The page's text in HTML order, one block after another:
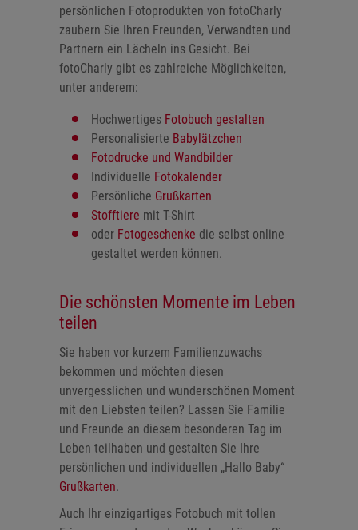
persönlichen Fotoprodukten von fotoCharly
zaubern Sie Ihren Freunden, Verwandten und
Partnern ein Lächeln ins Gesicht. Bei
fotoCharly gibt es zahlreiche Möglichkeiten,
unter anderem:
Hochwertiges Fotobuch gestalten
Personalisierte Babylätzchen
Fotodrucke und Wandbilder
Individuelle Fotokalender
Persönliche Grußkarten
Stofftiere mit T-Shirt
oder Fotogeschenke die selbst online
gestaltet werden können.
Die schönsten Momente im Leben
teilen
Sie haben vor kurzem Familienzuwachs
bekommen und möchten diesen
unvergesslichen und wunderschönen Moment
mit den Liebsten teilen? Lassen Sie Familie
und Freunde an diesem besonderen Tag im
Leben teilhaben und gestalten Sie Ihre
persönlichen und individuellen „Hallo Baby“
Grußkarten.
Auch Ihr einzigartiges Fotobuch mit tollen